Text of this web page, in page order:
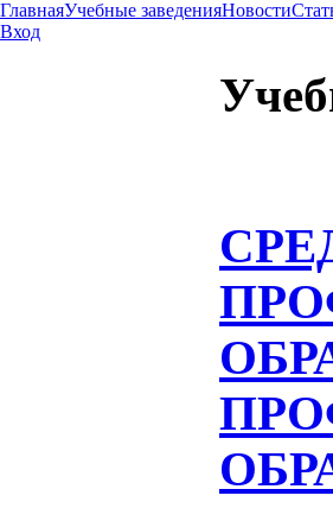
ГлавнаяУчебные заведенияНовости
Вход